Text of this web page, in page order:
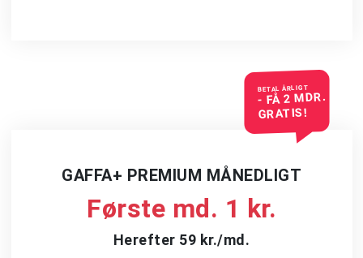
BETAL ÅRLIGT
- FÅ 2 MDR.
GRATIS!
GAFFA+ PREMIUM MÅNEDLIGT
Første md. 1 kr.
Herefter 59 kr./md.